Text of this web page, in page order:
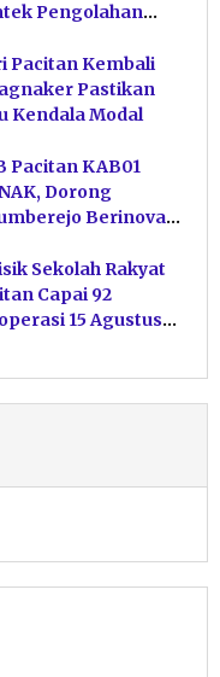
Pengolahan
Pacitan Kembali
Pastikan
Kendala Modal
Pacitan KAB01
Dorong
Berinovasi
Sekolah Rakyat
Capai 92
15 Agustus